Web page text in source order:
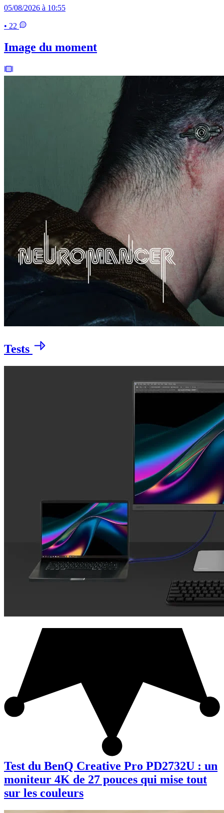
05/08/2026 à 10:55
• 22
Image du moment
Tests
Test du BenQ Creative Pro PD2732U : un
moniteur 4K de 27 pouces qui mise tout
sur les couleurs